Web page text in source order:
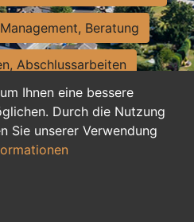
Ihnen eine bessere
Durch die Nutzung
Sie unserer Verwendung
Management, Beratung
Abschlussarbeiten
Sekretariat
Nebenjobs
duale Ausbildung